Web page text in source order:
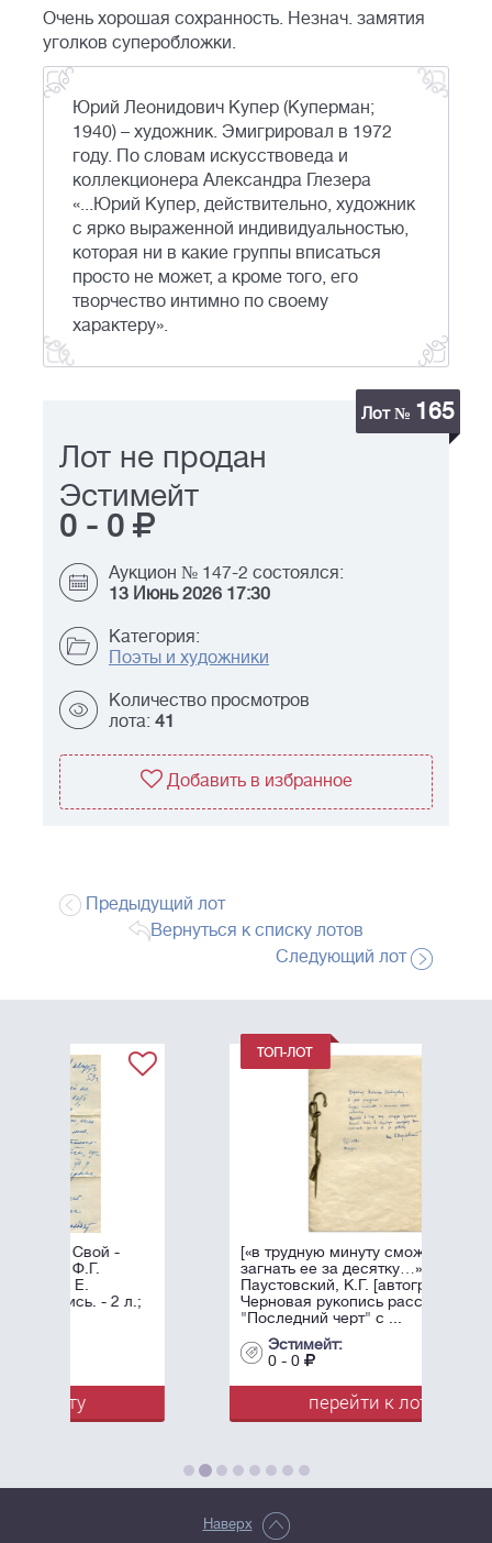
Очень хорошая сохранность. Незнач. замятия
уголков суперобложки.
Юрий Леонидович Купер (Куперман;
1940) – художник. Эмигрировал в 1972
году. По словам искусствоведа и
коллекционера Александра Глезера
«...Юрий Купер, действительно, художник
с ярко выраженной индивидуальностью,
которая ни в какие группы вписаться
просто не может, а кроме того, его
творчество интимно по своему
характеру».
Лот № 165
Лот не продан
Эстимейт
0 - 0
Аукцион № 147-2 состоялся:
13 Июнь 2026 17:30
Категория:
Поэты и художники
Количество просмотров
лота: 41
Добавить в избранное
Предыдущий лот
Вернуться к списку лотов
Следующий лот
[«в трудную минуту сможете
загнать ее за десятку…»]
Паустовский, К.Г. [автограф].
Черновая рукопись рассказа
"Последний черт" с ...
перейти к лоту
Наверх